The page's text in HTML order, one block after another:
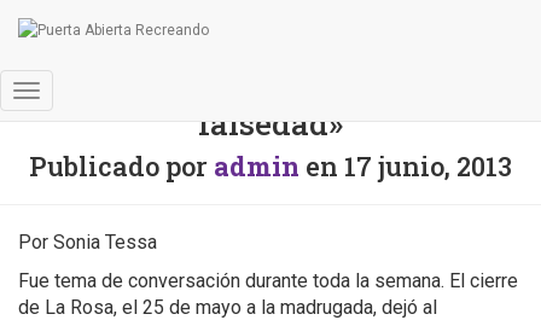
Cambiar
de
navegación
falsedad»
Publicado por admin en 17 junio, 2013
Por Sonia Tessa
Fue tema de conversación durante toda la semana. El cierre
de La Rosa, el 25 de mayo a la madrugada, dejó al